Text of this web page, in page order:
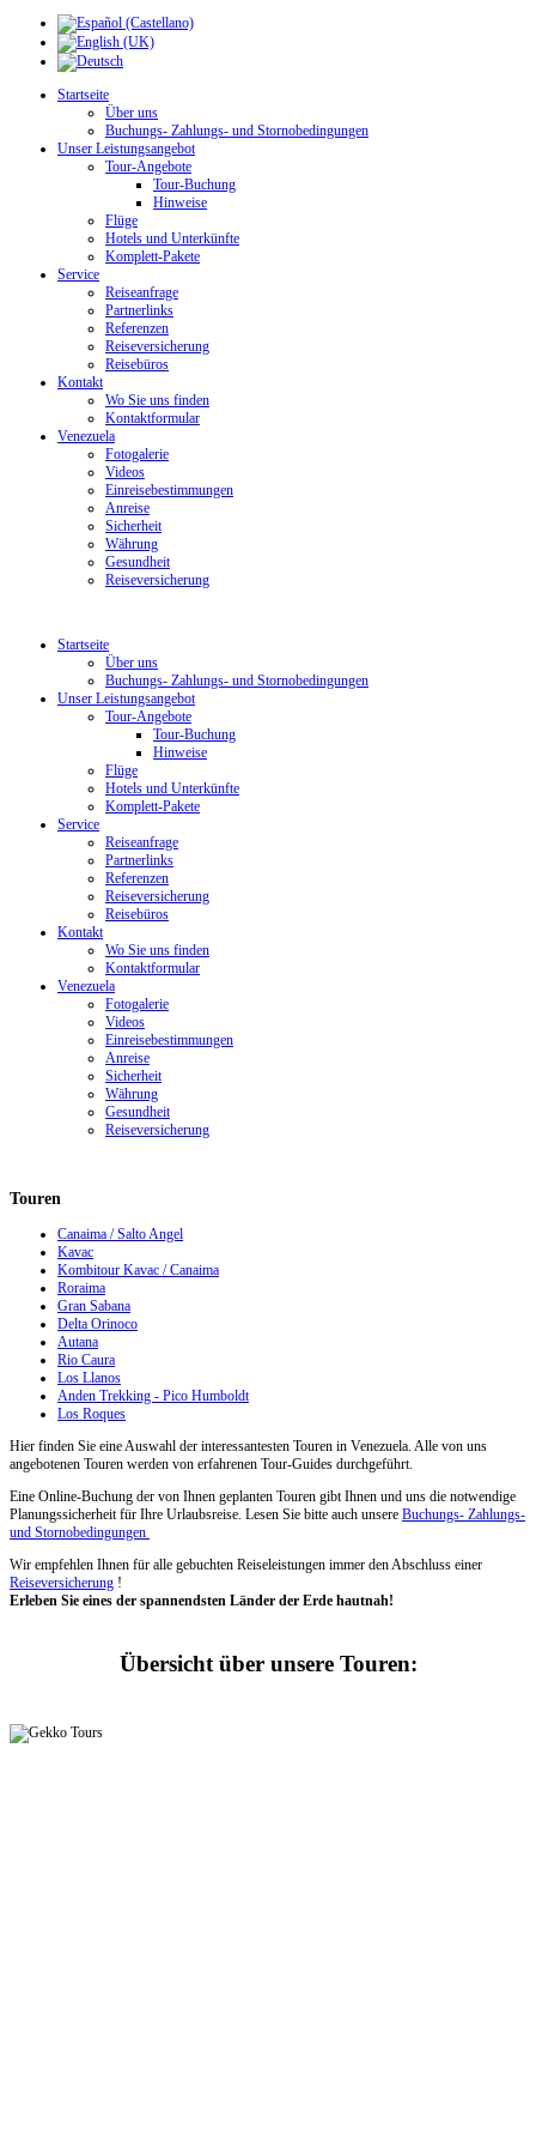
Startseite
Über uns
Buchungs- Zahlungs- und Stornobedingungen
Unser Leistungsangebot
Tour-Angebote
Tour-Buchung
Hinweise
Flüge
Hotels und Unterkünfte
Komplett-Pakete
Service
Reiseanfrage
Partnerlinks
Referenzen
Reiseversicherung
Reisebüros
Kontakt
Wo Sie uns finden
Kontaktformular
Venezuela
Fotogalerie
Videos
Einreisebestimmungen
Anreise
Sicherheit
Währung
Gesundheit
Reiseversicherung
Startseite
Über uns
Buchungs- Zahlungs- und Stornobedingungen
Unser Leistungsangebot
Tour-Angebote
Tour-Buchung
Hinweise
Flüge
Hotels und Unterkünfte
Komplett-Pakete
Service
Reiseanfrage
Partnerlinks
Referenzen
Reiseversicherung
Reisebüros
Kontakt
Wo Sie uns finden
Kontaktformular
Venezuela
Fotogalerie
Videos
Einreisebestimmungen
Anreise
Sicherheit
Währung
Gesundheit
Reiseversicherung
Touren
Canaima / Salto Angel
Kavac
Kombitour Kavac / Canaima
Roraima
Gran Sabana
Delta Orinoco
Autana
Rio Caura
Los Llanos
Anden Trekking - Pico Humboldt
Los Roques
Hier finden Sie eine Auswahl der interessantesten Touren in Venezuela. Alle von uns
angebotenen Touren werden von erfahrenen Tour-Guides durchgeführt.
Eine Online-Buchung der von Ihnen geplanten Touren gibt Ihnen und uns die notwendige
Planungssicherheit für Ihre Urlaubsreise. Lesen Sie bitte auch unsere Buchungs- Zahlungs-
und Stornobedingungen
Wir empfehlen Ihnen für alle gebuchten Reiseleistungen immer den Abschluss einer
Reiseversicherung !
Erleben Sie eines der spannendsten Länder der Erde hautnah!
Übersicht über unsere Touren: